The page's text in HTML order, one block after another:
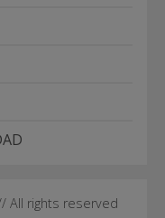
All rights reserved